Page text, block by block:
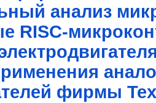
анализ
RISC-
фирмы